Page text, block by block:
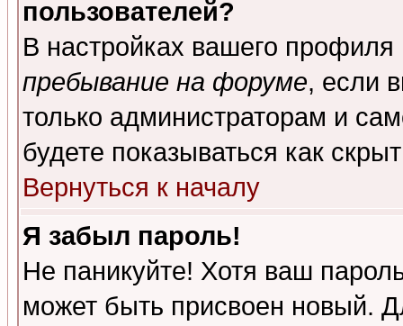
пользователей?
В настройках вашего
пребывание на форуме, если
только администраторам и
будете показываться как
Вернуться к началу
Я забыл пароль!
Не паникуйте! Хотя ваш
может быть присвоен новый.